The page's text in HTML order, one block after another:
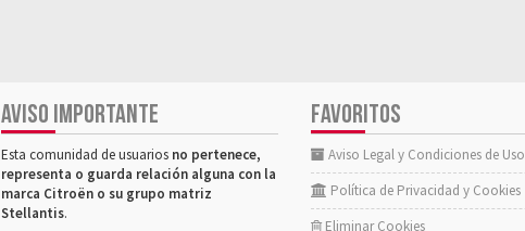
AVISO IMPORTANTE
Esta comunidad de usuarios no pertenece,
representa o guarda relación alguna con la
marca Citroën o su grupo matriz
Stellantis.
FAVORITOS
Aviso Legal y Condiciones de Uso
Política de Privacidad y Cookies
Eliminar Cookies